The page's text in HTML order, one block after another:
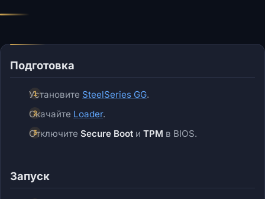
Подготовка
Установите SteelSeries GG.
Скачайте Loader.
Отключите Secure Boot и TPM в BIOS.
Запуск